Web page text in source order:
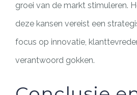
groei van de markt stimuleren.
deze kansen vereist een
focus op innovatie,
verantwoord gokken.